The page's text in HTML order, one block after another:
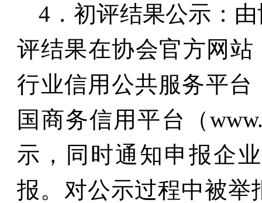
4 ．初评结果公示：
评结果在协会官方网站
行业信用公共服务平台
国商务信用平台（
示，同时通知申报企
报。对公示过程中被举